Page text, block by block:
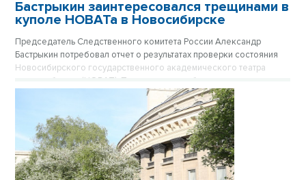
Бастрыкин заинтересовался трещинами в
куполе НОВАТа в Новосибирске
Председатель Следственного комитета России Александр
Бастрыкин потребовал отчет о результатах проверки состояния
Новосибирского государственного академического театра
оперы и балета (НОВАТ). Поводом стали обращения
общественников и публикации в СМИ о критическом состоянии
объекта культурного наследия федерального значения, включая
появление трещин в его знаменитом куполе.